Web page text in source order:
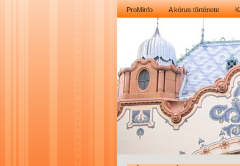
ProMinfo A kórus története